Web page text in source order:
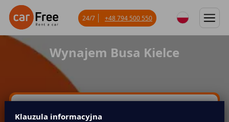
Wynajem Busa Kielce
Miejsce odbioru
24/7 +48 794 500 550
Klauzula informacyjna